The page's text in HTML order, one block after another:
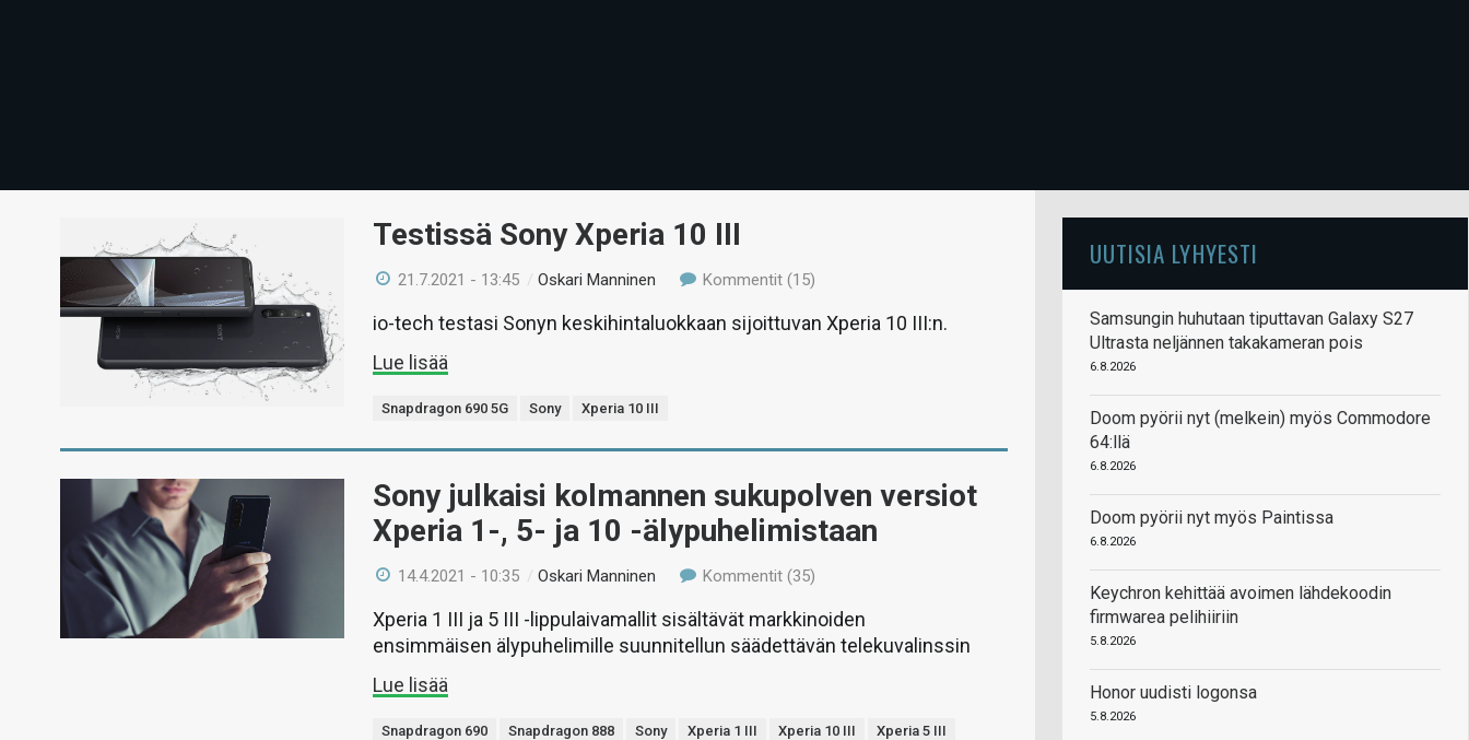
Testissä Sony Xperia 10 III
21.7.2021 - 13:45 /Oskari Manninen Kommentit (15)
io-tech testasi Sonyn keskihintaluokkaan sijoittuvan Xperia 10 III:n.
Lue lisää
Snapdragon 690 5G Sony Xperia 10 III
Sony julkaisi kolmannen sukupolven versiot
Xperia 1-, 5- ja 10 -älypuhelimistaan
14.4.2021 - 10:35 /Oskari Manninen Kommentit (35)
Xperia 1 III ja 5 III -lippulaivamallit sisältävät markkinoiden
ensimmäisen älypuhelimille suunnitellun säädettävän telekuvalinssin
Lue lisää
Snapdragon 690 Snapdragon 888 Sony Xperia 1 III Xperia 10 III Xperia 5 III
UUTISIA LYHYESTI
Samsungin huhutaan tiputtavan Galaxy S27
Ultrasta neljännen takakameran pois
6.8.2026
Doom pyörii nyt (melkein) myös Commodore
64:llä
6.8.2026
Doom pyörii nyt myös Paintissa
6.8.2026
Keychron kehittää avoimen lähdekoodin
firmwarea pelihiiriin
5.8.2026
Honor uudisti logonsa
5.8.2026